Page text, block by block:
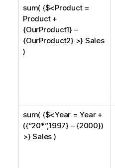
sum( {$<Product =
Product +
{OurProduct1} –
{OurProduct2} >} Sales
)
sum( {$<Year = Year +
({“20*”,1997} – {2000})
>} Sales )